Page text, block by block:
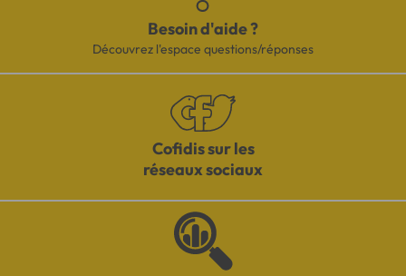
Besoin d'aide ?
Découvrez l'espace questions/réponses
Cofidis sur les
réseaux sociaux